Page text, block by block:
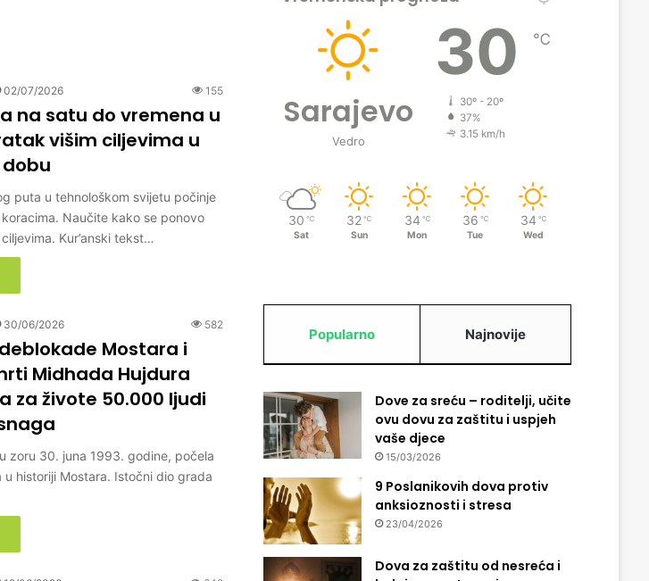
02/07/2026 155
na satu do vremena u
višim ciljevima u
puta u tehnološkom svijetu počinje
Naučite kako se ponovo
Kur’anski tekst…
30/06/2026 582
Mostara i
Midhada Hujdura
za živote 50.000 ljudi
zoru 30. juna 1993. godine, počela
u historiji Mostara. Istočni dio grada
Sarajevo
Vedro
30 ℃
30º - 20º
37%
3.15 km/h
30 ℃
Sat
32 ℃
Sun
34 ℃
Mon
36 ℃
Tue
34 ℃
Wed
Popularno Najnovije
Dove za sreću – roditelji, učite
ovu dovu za zaštitu i uspjeh
vaše djece
15/03/2026
9 Poslanikovih dova protiv
anksioznosti i stresa
23/04/2026
Dova za zaštitu od nesreća i